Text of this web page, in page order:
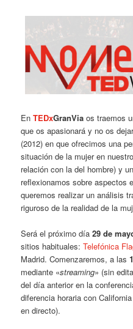
EnTEDxGranVia os traemos
que os apasionará y no os
(2012) en que ofrecimos una
situación de la mujer en
relación con la del hombre) y
reflexionamos sobre aspectos
queremos realizar un análisis
riguroso de la realidad de la
Será el próximo día29 de
sitios habituales:Telefónica
Madrid. Comenzaremos, a las
mediante «streaming» (sin
del día anterior en la
diferencia horaria con
en directo).